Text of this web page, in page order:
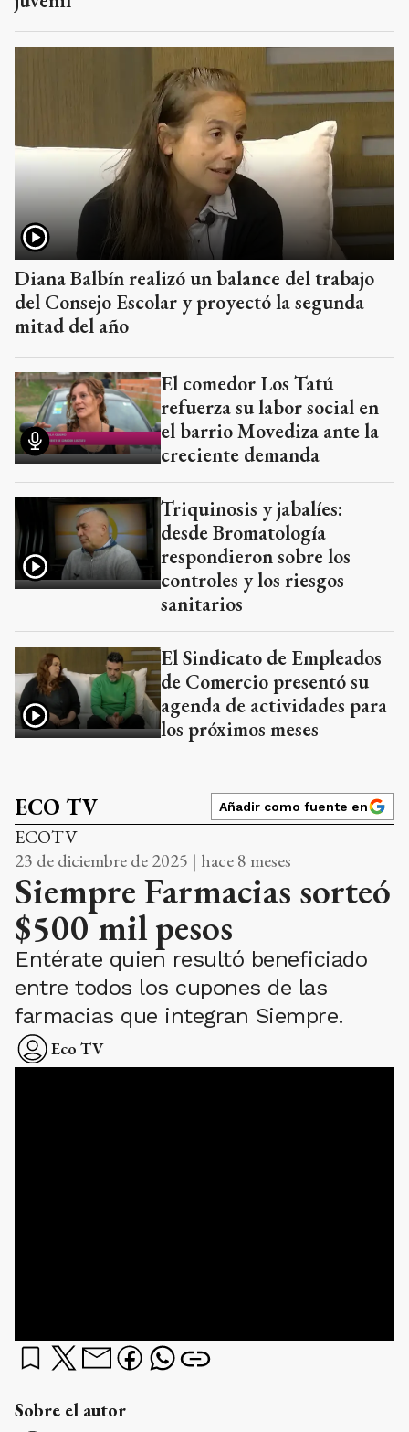
Diana Balbín realizó un balance del trabajo
del Consejo Escolar y proyectó la segunda
mitad del año
El comedor Los Tatú
refuerza su labor social en
el barrio Movediza ante la
creciente demanda
Triquinosis y jabalíes:
desde Bromatología
respondieron sobre los
controles y los riesgos
sanitarios
El Sindicato de Empleados
de Comercio presentó su
agenda de actividades para
los próximos meses
ECO TV Añadir como fuente en
ECOTV
23 de diciembre de 2025 | hace 8 meses
Siempre Farmacias sorteó
$500 mil pesos
Entérate quien resultó beneficiado
entre todos los cupones de las
farmacias que integran Siempre.
Eco TV
Sobre el autor